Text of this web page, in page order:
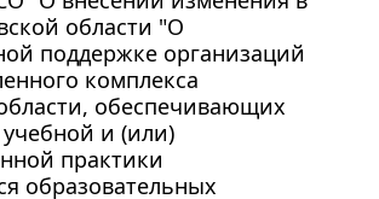
области "О
поддержке организаций
комплекса
обеспечивающих
и (или)
практики
образовательных